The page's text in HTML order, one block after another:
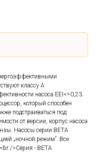
классу А
насоса EEI<=0,23.
который способен
подстраиваться под
от версии, корпус насоса
Насосы серии BETA
„ночной режим”. Все
/>Серия - BETA